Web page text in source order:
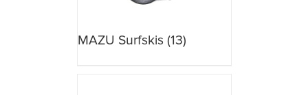
MAZU Surfskis (13)